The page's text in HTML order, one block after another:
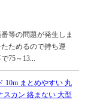
等の問題が発生しま
ためるので持ち運
75～13...
10m まとめやすい 丸
スカン 絡まない 大型